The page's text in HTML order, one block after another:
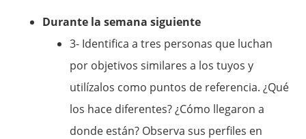
Durante la semana siguiente
3- Identifica a tres personas que luchan
por objetivos similares a los tuyos y
utilízalos como puntos de referencia. ¿Qué
los hace diferentes? ¿Cómo llegaron a
donde están? Observa sus perfiles en